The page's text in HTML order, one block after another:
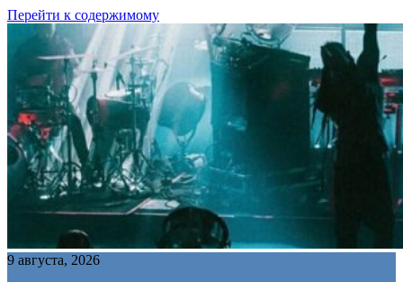
Перейти к содержимому
9 августа, 2026